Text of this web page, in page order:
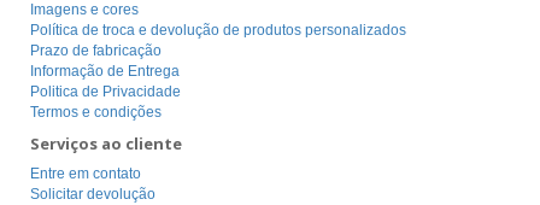
Imagens e cores
Política de troca e devolução de produtos personalizados
Prazo de fabricação
Informação de Entrega
Politica de Privacidade
Termos e condições
Serviços ao cliente
Entre em contato
Solicitar devolução